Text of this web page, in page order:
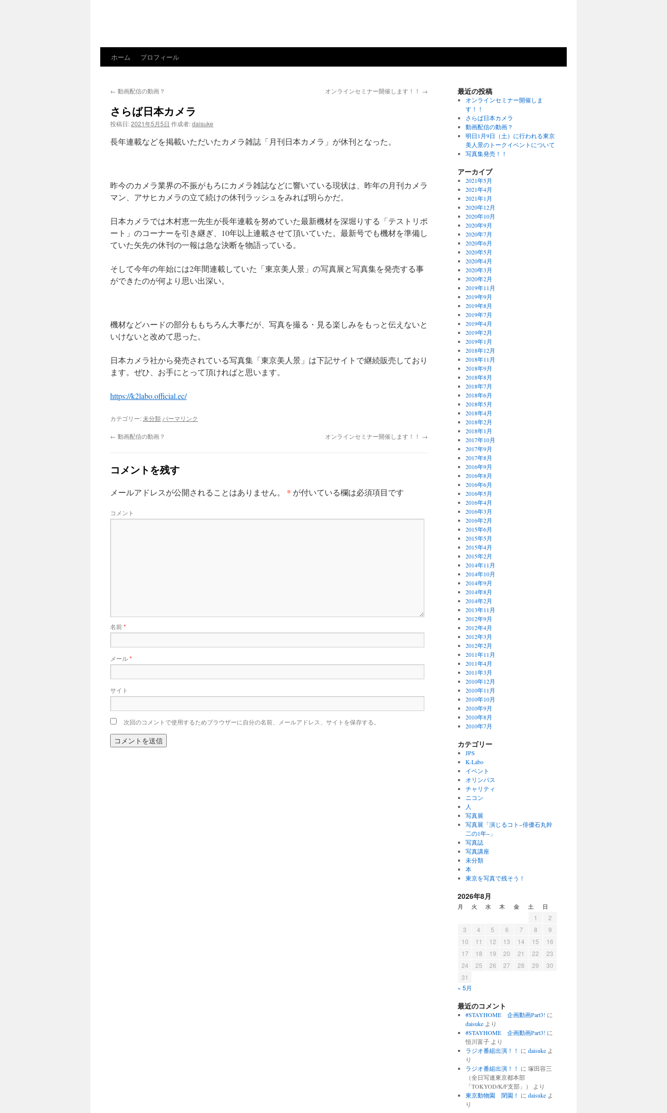
テ
キ
ホーム プロフィール
← 動画配信の動画？ オンラインセミナー開催します！！ →
さらば日本カメラ
投稿日:2021年5月5日 作成者:daisuke
長年連載などを掲載いただいたカメラ雑誌「月刊日本カメラ」が休刊となった。
昨今のカメラ業界の不振がもろにカメラ雑誌などに響いている現状は、昨年の月刊カメラ
マン、アサヒカメラの立て続けの休刊ラッシュをみれば明らかだ。
日本カメラでは木村恵一先生が長年連載を努めていた最新機材を深堀りする「テストリポ
ート」のコーナーを引き継ぎ、10年以上連載させて頂いていた。最新号でも機材を準備し
ていた矢先の休刊の一報は急な決断を物語っている。
そして今年の年始には2年間連載していた「東京美人景」の写真展と写真集を発売する事
ができたのが何より思い出深い。
機材などハードの部分ももちろん大事だが、写真を撮る・見る楽しみをもっと伝えないと
いけないと改めて思った。
日本カメラ社から発売されている写真集「東京美人景」は下記サイトで継続販売しており
ます。ぜひ、お手にとって頂ければと思います。
https://k2labo.official.ec/
カテゴリー:未分類 パーマリンク
← 動画配信の動画？ オンラインセミナー開催します！！ →
コメントを残す
メールアドレスが公開されることはありません。 * が付いている欄は必須項目です
コメント
名前*
メール*
サイト
次回のコメントで使用するためブラウザーに自分の名前、メールアドレス、サイトを保存する。
最近の投稿
オンラインセミナー開催しま
す！！
さらば日本カメラ
動画配信の動画？
明日1月9日（土）に行われる東京
美人景のトークイベントについて
写真集発売！！
アーカイブ
2021年5月
2021年4月
2021年1月
2020年12月
2020年10月
2020年9月
2020年7月
2020年6月
2020年5月
2020年4月
2020年3月
2020年2月
2019年11月
2019年9月
2019年8月
2019年7月
2019年4月
2019年2月
2019年1月
2018年12月
2018年11月
2018年9月
2018年8月
2018年7月
2018年6月
2018年5月
2018年4月
2018年2月
2018年1月
2017年10月
2017年9月
2017年8月
2016年9月
2016年8月
2016年6月
2016年5月
2016年4月
2016年3月
2016年2月
2015年6月
2015年5月
2015年4月
2015年2月
2014年11月
2014年10月
2014年9月
2014年8月
2014年2月
2013年11月
2012年9月
2012年4月
2012年3月
2012年2月
2011年11月
2011年4月
2011年3月
2010年12月
2010年11月
2010年10月
2010年9月
2010年8月
2010年7月
カテゴリー
JPS
K-Labo
イベント
オリンパス
チャリティ
ニコン
人
写真展
写真展「演じるコト−俳優石丸幹
二の1年−」
写真誌
写真講座
未分類
本
東京を写真で残そう！
2026年8月
月 火 水 木 金 土 日
1
2
3
4 5 6 7 8
9
10
11 12 13 14 15
16
17
18 19 20 21 22
23
24
25 26 27 28 29
30
31
« 5月
最近のコメント
#STAYHOME 企画動画Part3! に
daisukeより
#STAYHOME 企画動画Part3! に
恒川富子より
ラジオ番組出演！！ に daisukeよ
り
ラジオ番組出演！！ に 塚田容三
（全日写連東京都本部
「TOKYOD/K/F支部」）
より
東京動物園 閉園！ に daisukeよ
り